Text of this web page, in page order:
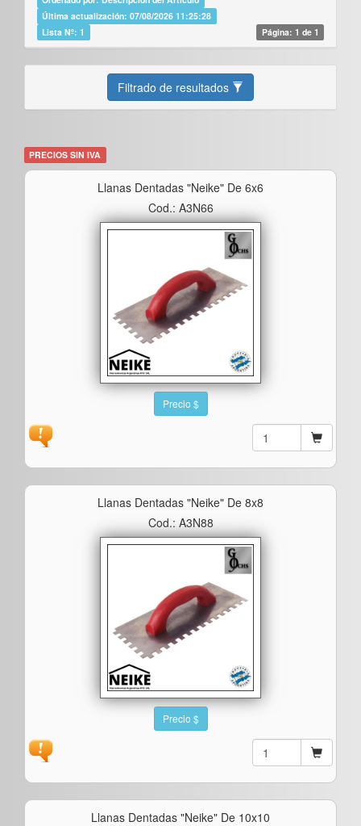
Última actualización: 07/08/2026 11:25:28
Lista Nº: 1
Página: 1 de 1
Filtrado de resultados
PRECIOS SIN IVA
Llanas Dentadas "neike" De 6x6
Cod.: A3N66
Precio $
Llanas Dentadas "neike" De 8x8
Cod.: A3N88
Precio $
Llanas Dentadas "neike" De 10x10